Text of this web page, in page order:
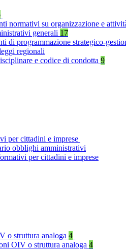
normativi su organizzazione e
generali 17
di programmazione strategico-
regionali
e codice di condotta 9
per cittadini e imprese
obblighi amministrativi
per cittadini e imprese
o struttura analoga 4
OIV o struttura analoga 4